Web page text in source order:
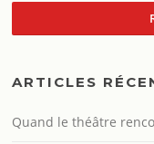
ARTICLES
Quand le théâtre